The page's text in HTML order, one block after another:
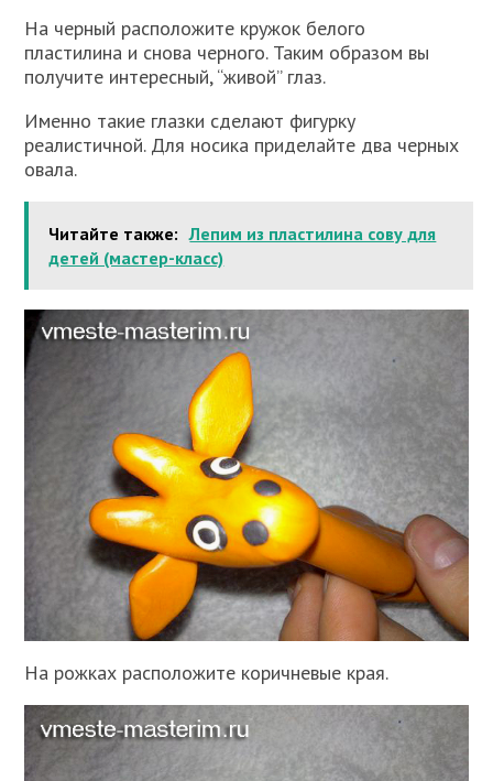
На черный расположите кружок белого
пластилина и снова черного. Таким образом вы
получите интересный, “живой” глаз.
Именно такие глазки сделают фигурку
реалистичной. Для носика приделайте два черных
овала.
Читайте также: Лепим из пластилина сову для
детей (мастер-класс)
На рожках расположите коричневые края.